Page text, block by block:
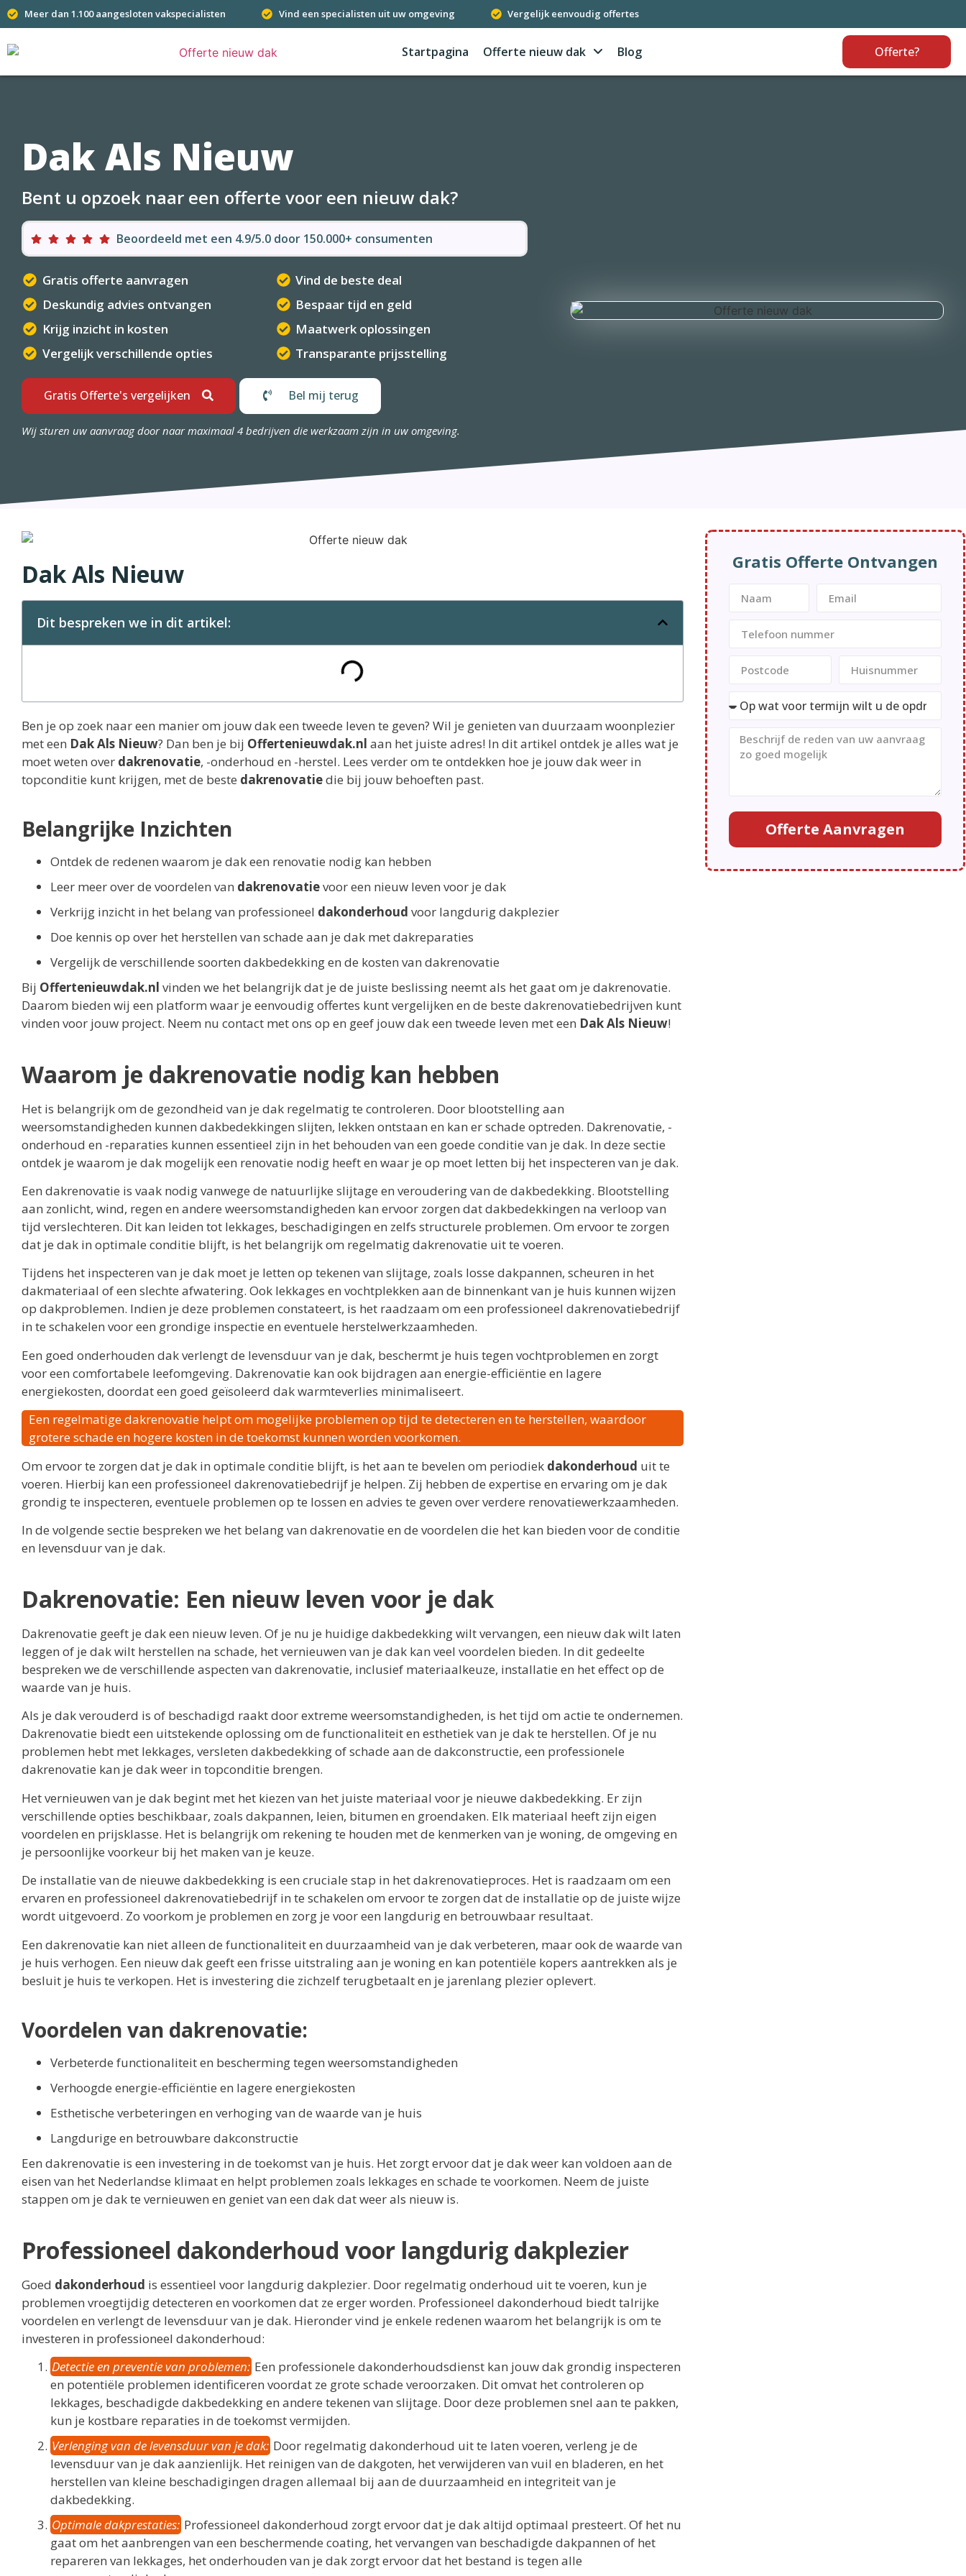
Meer dan 1.100 aangesloten vakspecialisten Vind een specialisten uit uw omgeving Vergelijk eenvoudig offertes
Startpagina Offerte nieuw dak Blog Offerte?
Dak Als Nieuw
Bent u opzoek naar een offerte voor een nieuw dak?
Beoordeeld met een 4.9/5.0 door 150.000+ consumenten
Gratis offerte aanvragen
Deskundig advies ontvangen
Krijg inzicht in kosten
Vergelijk verschillende opties
Vind de beste deal
Bespaar tijd en geld
Maatwerk oplossingen
Transparante prijsstelling
Gratis Offerte's vergelijken Bel mij terug
Wij sturen uw aanvraag door naar maximaal 4 bedrijven die werkzaam zijn in uw omgeving.
Dak Als Nieuw
Dit bespreken we in dit artikel:
Ben je op zoek naar een manier om jouw dak een tweede leven te geven? Wil je genieten van duurzaam woonplezier
met een Dak Als Nieuw? Dan ben je bij Offertenieuwdak.nl aan het juiste adres! In dit artikel ontdek je alles wat je
moet weten over dakrenovatie, -onderhoud en -herstel. Lees verder om te ontdekken hoe je jouw dak weer in
topconditie kunt krijgen, met de beste dakrenovatiedie bij jouw behoeften past.
Belangrijke Inzichten
Ontdek de redenen waarom je dak een renovatie nodig kan hebben
Leer meer over de voordelen van dakrenovatievoor een nieuw leven voor je dak
Verkrijg inzicht in het belang van professioneel dakonderhoud voor langdurig dakplezier
Doe kennis op over het herstellen van schade aan je dak met dakreparaties
Vergelijk de verschillende soorten dakbedekking en de kosten van dakrenovatie
Bij Offertenieuwdak.nl vinden we het belangrijk dat je de juiste beslissing neemt als het gaat om je dakrenovatie.
Daarom bieden wij een platform waar je eenvoudig offertes kunt vergelijken en de beste dakrenovatiebedrijven kunt
vinden voor jouw project. Neem nu contact met ons op en geef jouw dak een tweede leven met een Dak Als Nieuw!
Waarom je dakrenovatie nodig kan hebben
Het is belangrijk om de gezondheid van je dak regelmatig te controleren. Door blootstelling aan
weersomstandigheden kunnen dakbedekkingen slijten, lekken ontstaan en kan er schade optreden. Dakrenovatie, -
onderhoud en -reparaties kunnen essentieel zijn in het behouden van een goede conditie van je dak. In deze sectie
ontdek je waarom je dak mogelijk een renovatie nodig heeft en waar je op moet letten bij het inspecteren van je dak.
Een dakrenovatie is vaak nodig vanwege de natuurlijke slijtage en veroudering van de dakbedekking. Blootstelling
aan zonlicht, wind, regen en andere weersomstandigheden kan ervoor zorgen dat dakbedekkingen na verloop van
tijd verslechteren. Dit kan leiden tot lekkages, beschadigingen en zelfs structurele problemen. Om ervoor te zorgen
dat je dak in optimale conditie blijft, is het belangrijk om regelmatig dakrenovatie uit te voeren.
Tijdens het inspecteren van je dak moet je letten op tekenen van slijtage, zoals losse dakpannen, scheuren in het
dakmateriaal of een slechte afwatering. Ook lekkages en vochtplekken aan de binnenkant van je huis kunnen wijzen
op dakproblemen. Indien je deze problemen constateert, is het raadzaam om een professioneel dakrenovatiebedrijf
in te schakelen voor een grondige inspectie en eventuele herstelwerkzaamheden.
Een goed onderhouden dak verlengt de levensduur van je dak, beschermt je huis tegen vochtproblemen en zorgt
voor een comfortabele leefomgeving. Dakrenovatie kan ook bijdragen aan energie-efficiëntie en lagere
energiekosten, doordat een goed geïsoleerd dak warmteverlies minimaliseert.
Een regelmatige dakrenovatie helpt om mogelijke problemen op tijd te detecteren en te herstellen, waardoor
grotere schade en hogere kosten in de toekomst kunnen worden voorkomen.
Om ervoor te zorgen dat je dak in optimale conditie blijft, is het aan te bevelen om periodiek dakonderhoud uit te
voeren. Hierbij kan een professioneel dakrenovatiebedrijf je helpen. Zij hebben de expertise en ervaring om je dak
grondig te inspecteren, eventuele problemen op te lossen en advies te geven over verdere renovatiewerkzaamheden.
In de volgende sectie bespreken we het belang van dakrenovatie en de voordelen die het kan bieden voor de conditie
en levensduur van je dak.
Dakrenovatie: Een nieuw leven voor je dak
Dakrenovatie geeft je dak een nieuw leven. Of je nu je huidige dakbedekking wilt vervangen, een nieuw dak wilt laten
leggen of je dak wilt herstellen na schade, het vernieuwen van je dak kan veel voordelen bieden. In dit gedeelte
bespreken we de verschillende aspecten van dakrenovatie, inclusief materiaalkeuze, installatie en het effect op de
waarde van je huis.
Als je dak verouderd is of beschadigd raakt door extreme weersomstandigheden, is het tijd om actie te ondernemen.
Dakrenovatie biedt een uitstekende oplossing om de functionaliteit en esthetiek van je dak te herstellen. Of je nu
problemen hebt met lekkages, versleten dakbedekking of schade aan de dakconstructie, een professionele
dakrenovatie kan je dak weer in topconditie brengen.
Het vernieuwen van je dak begint met het kiezen van het juiste materiaal voor je nieuwe dakbedekking. Er zijn
verschillende opties beschikbaar, zoals dakpannen, leien, bitumen en groendaken. Elk materiaal heeft zijn eigen
voordelen en prijsklasse. Het is belangrijk om rekening te houden met de kenmerken van je woning, de omgeving en
je persoonlijke voorkeur bij het maken van je keuze.
De installatie van de nieuwe dakbedekking is een cruciale stap in het dakrenovatieproces. Het is raadzaam om een
ervaren en professioneel dakrenovatiebedrijf in te schakelen om ervoor te zorgen dat de installatie op de juiste wijze
wordt uitgevoerd. Zo voorkom je problemen en zorg je voor een langdurig en betrouwbaar resultaat.
Een dakrenovatie kan niet alleen de functionaliteit en duurzaamheid van je dak verbeteren, maar ook de waarde van
je huis verhogen. Een nieuw dak geeft een frisse uitstraling aan je woning en kan potentiële kopers aantrekken als je
besluit je huis te verkopen. Het is investering die zichzelf terugbetaalt en je jarenlang plezier oplevert.
Voordelen van dakrenovatie:
Verbeterde functionaliteit en bescherming tegen weersomstandigheden
Verhoogde energie-efficiëntie en lagere energiekosten
Esthetische verbeteringen en verhoging van de waarde van je huis
Langdurige en betrouwbare dakconstructie
Een dakrenovatie is een investering in de toekomst van je huis. Het zorgt ervoor dat je dak weer kan voldoen aan de
eisen van het Nederlandse klimaat en helpt problemen zoals lekkages en schade te voorkomen. Neem de juiste
stappen om je dak te vernieuwen en geniet van een dak dat weer als nieuw is.
Professioneel dakonderhoud voor langdurig dakplezier
Goed dakonderhoud is essentieel voor langdurig dakplezier. Door regelmatig onderhoud uit te voeren, kun je
problemen vroegtijdig detecteren en voorkomen dat ze erger worden. Professioneel dakonderhoud biedt talrijke
voordelen en verlengt de levensduur van je dak. Hieronder vind je enkele redenen waarom het belangrijk is om te
investeren in professioneel dakonderhoud:
Detectie en preventie van problemen: Een professionele dakonderhoudsdienst kan jouw dak grondig inspecteren
en potentiële problemen identificeren voordat ze grote schade veroorzaken. Dit omvat het controleren op
lekkages, beschadigde dakbedekking en andere tekenen van slijtage. Door deze problemen snel aan te pakken,
kun je kostbare reparaties in de toekomst vermijden.
Verlenging van de levensduur van je dak: Door regelmatig dakonderhoud uit te laten voeren, verleng je de
levensduur van je dak aanzienlijk. Het reinigen van de dakgoten, het verwijderen van vuil en bladeren, en het
herstellen van kleine beschadigingen dragen allemaal bij aan de duurzaamheid en integriteit van je
dakbedekking.
Optimale dakprestaties: Professioneel dakonderhoud zorgt ervoor dat je dak altijd optimaal presteert. Of het nu
gaat om het aanbrengen van een beschermende coating, het vervangen van beschadigde dakpannen of het
repareren van lekkages, het onderhouden van je dak zorgt ervoor dat het bestand is tegen alle
Gratis Offerte Ontvangen
Offerte Aanvragen